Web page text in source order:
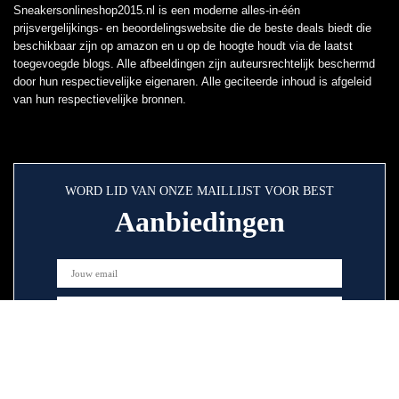
Sneakersonlineshop2015.nl is een moderne alles-in-één
prijsvergelijkings- en beoordelingswebsite die de beste deals biedt die
beschikbaar zijn op amazon en u op de hoogte houdt via de laatst
toegevoegde blogs. Alle afbeeldingen zijn auteursrechtelijk beschermd
door hun respectievelijke eigenaren. Alle geciteerde inhoud is afgeleid
van hun respectievelijke bronnen.
WORD LID VAN ONZE MAILLIJST VOOR BEST
Aanbiedingen